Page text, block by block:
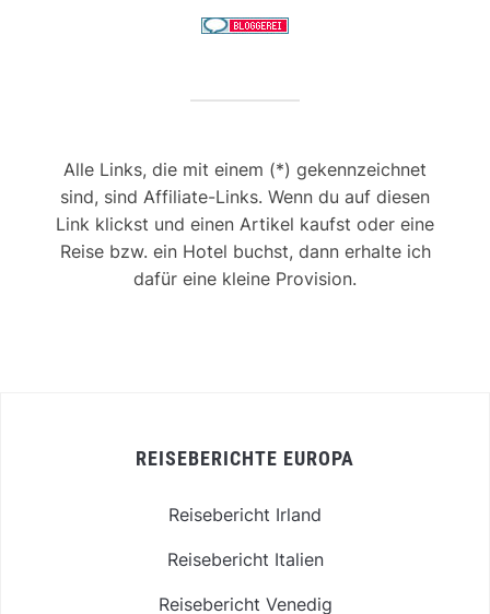
Alle Links, die mit einem (*) gekennzeichnet
sind, sind Affiliate-Links. Wenn du auf diesen
Link klickst und einen Artikel kaufst oder eine
Reise bzw. ein Hotel buchst, dann erhalte ich
dafür eine kleine Provision.
REISEBERICHTE EUROPA
Reisebericht Irland
Reisebericht Italien
Reisebericht Venedig